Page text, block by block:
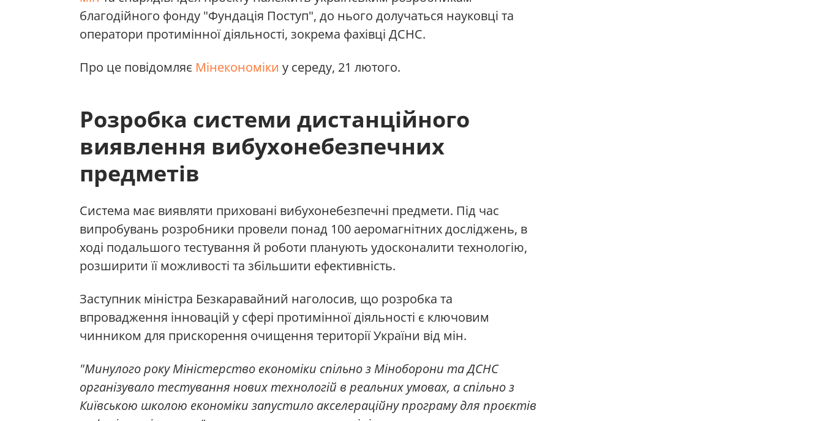
благодійного фонду "Фундація Поступ", до нього долучаться науковці та
оператори протимінної діяльності, зокрема фахівці ДСНС.
Про це повідомляє Мінекономіки у середу, 21 лютого.
Розробка системи дистанційного
виявлення вибухонебезпечних
предметів
Система має виявляти приховані вибухонебезпечні предмети. Під час
випробувань розробники провели понад 100 аеромагнітних досліджень, в
ході подальшого тестування й роботи планують удосконалити технологію,
розширити її можливості та збільшити ефективність.
Заступник міністра Безкаравайний наголосив, що розробка та
впровадження інновацій у сфері протимінної діяльності є ключовим
чинником для прискорення очищення території України від мін.
"Минулого року Міністерство економіки спільно з Міноборони та ДСНС
організувало тестування нових технологій в реальних умовах, а спільно з
Київською школою економіки запустило акселераційну програму для проєктів